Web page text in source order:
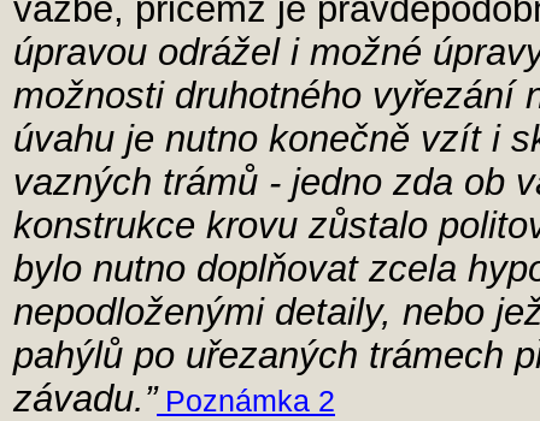
vazbě, přičemž je
úpravou odrážel i možné
možnosti druhotného vyřezání
úvahu je nutno konečně vzít i
vazných trámů - jedno zda ob
konstrukce krovu zůstalo
bylo nutno doplňovat zcela
nepodloženými detaily, nebo
pahýlů po uřezaných trámech
závadu.”Poznámka 2